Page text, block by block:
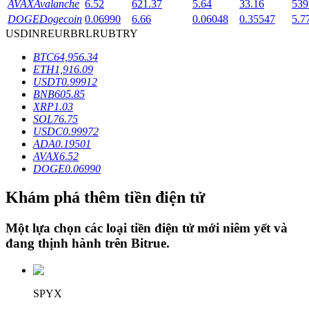
Đầu tư độc quyền cho người nắm giữ BTR
Khoản vay
Dịch vụ vay được hỗ trợ bằng tiền điện tử
AVAXAvalanche 6.52 621.37 5.64 33.16
DOGEDogecoin 0.06990 6.66 0.06048 0.35547
USDINREURBRLRUBTRY
BTC64,956.34
ETH1,916.09
USDT0.99912
BNB605.85
XRP1.03
SOL76.75
USDC0.99972
ADA0.19501
AVAX6.52
DOGE0.06990
Khám phá thêm tiền điện tử
Một lựa chọn các loại tiền điện tử mới niêm yết và
đang thịnh hành trên Bitrue.
SPYX